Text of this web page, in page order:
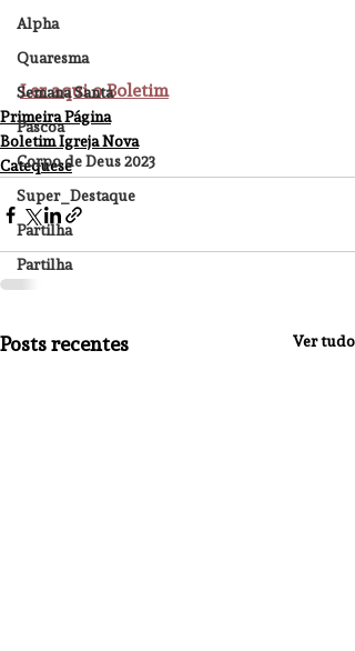
Alpha
Quaresma
Semana Santa
Pascoa
Corpo de Deus 2023
Super_Destaque
Partilha
Partilha
Ler aqui o Boletim
Primeira Página
Boletim Igreja Nova
Catequese
Posts recentes Ver tudo